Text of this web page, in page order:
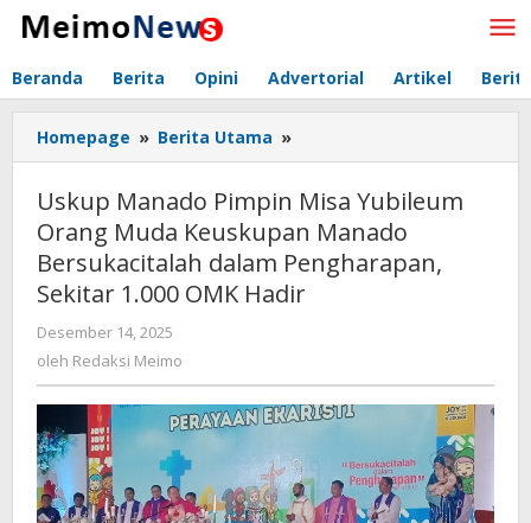
Lewati
Beranda Berita Opini Advertorial Artikel
Homepage » Berita Utama »
Manado
Misa
Yubileum
Orang
Muda
dalam
Pengharapan,
1.000
OMK
Hadir
Uskup Manado Pimpin Misa Yubileum
Orang Muda Keuskupan Manado
Bersukacitalah dalam Pengharapan,
Sekitar 1.000 OMK Hadir
Desember 14, 2025
oleh Redaksi Meimo